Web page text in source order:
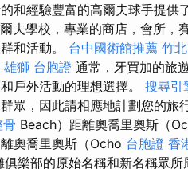
和經驗豐富的高爾夫球手提供
夫學校，專業的商店，會所，
和活動。 台中國術館推薦 竹
雄獅 台胞證 通常，牙買加的旅
戶外活動的理想選擇。 搜尋引
眾，因此請相應地計劃您的旅
Beach）距離奧喬里奧斯（
奧喬里奧斯（Ocho 台胞證 香
樂部的原始名稱和新名稱眾所